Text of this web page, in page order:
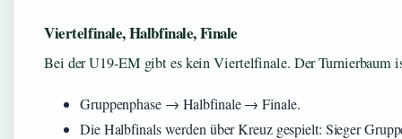
Viertelfinale, Halbfinale, Finale
Bei der U19-EM gibt es kein Viertelfinale. Der Turnierbaum
Gruppenphase → Halbfinale → Finale.
Die Halbfinals werden über Kreuz gespielt: Sieger